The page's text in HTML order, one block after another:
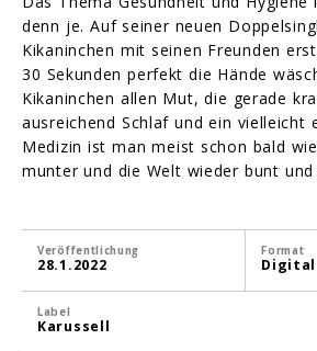
denn je. Auf seiner neuen
Kikaninchen mit seinen Freunden
30 Sekunden perfekt die Hände
Kikaninchen allen Mut, die gerade
ausreichend Schlaf und ein vielleicht
Medizin ist man meist schon bald
munter und die Welt wieder bunt und
Veröffentlichung
28.1.2022
Format
Digital
Label
Karussell